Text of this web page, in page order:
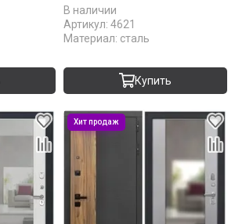
В наличии
Артикул: 4621
Материал: сталь
Купить